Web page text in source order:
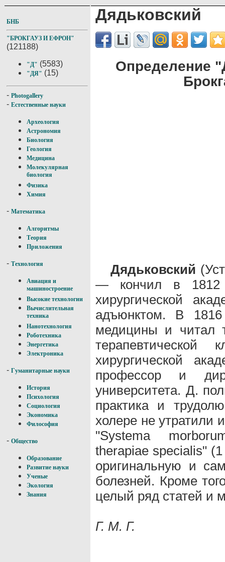
БНБ
"БРОКГАУЗ И ЕФРОН"
(121188)
"Д" (5583)
"ДЯ" (15)
- Photogallery
- Естественные науки
Археология
Астрономия
Биология
Геология
Медицина
Молекулярная
биология
Физика
Химия
- Математика
Алгоритмы
Теория
Приложения
- Технология
Авиация и
машиностроение
Высокие технологии
Вычислительная
техника
Нанотехнология
Роботехника
Энергетика
Электроника
- Гуманитарные науки
История
Психология
Социология
Экономика
Философия
- Общество
Образование
Развитие науки
Ученые
Экология
Знания
Дядьковский
Определение
Дядьковский
— кончил в 1812
хирургической
адъюнктом. В
медицины и читал
терапевтической
хирургической
профессор и
университета. Д.
практика и
холере не утратили
"Systema
therapiae specialis"
оригинальную и
болезней. Кроме
целый ряд статей и
Г. М. Г.